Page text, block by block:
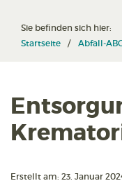
Sie befinden sich hier:
Startseite
Abfall-
Erstellt am: 23. Januar